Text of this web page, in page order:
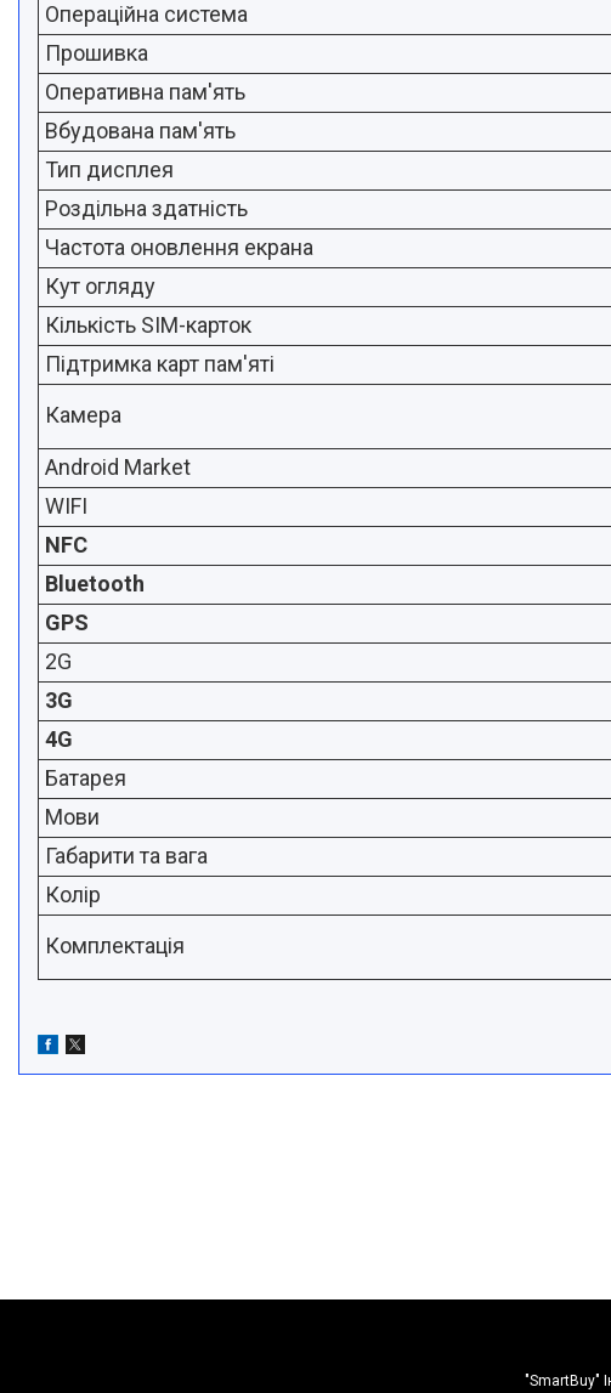
Операційна система
Прошивка
Оперативна пам'ять
Вбудована пам'ять
Тип дисплея
Роздільна здатність
Частота оновлення екрана
Кут огляду
Кількість SIM-карток
Підтримка карт пам'яті
Камера
Android Market
WIFI
NFC
Bluetooth
GPS
2G
3G
4G
Батарея
Мови
Габарити та вага
Колір
Комплектація